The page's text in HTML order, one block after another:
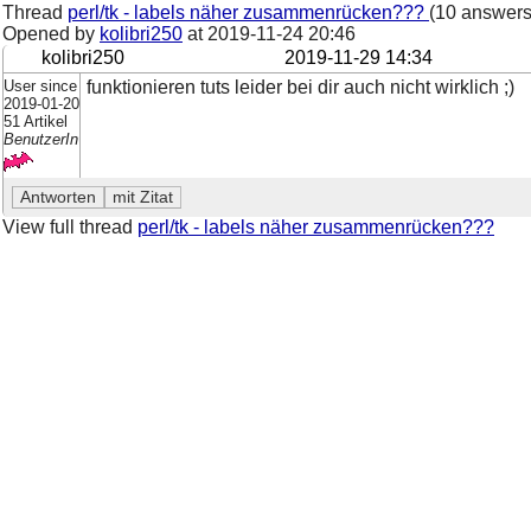
Thread perl/tk - labels näher zusammenrücken??? (10
Opened by kolibri250 at 2019-11-24 20:46
kolibri250
2019-11-29 14:34
User since
2019-01-20
51 Artikel
BenutzerIn
funktionieren tuts leider bei dir auch nicht wirklich ;)
View full thread perl/tk - labels näher zusammenrücken???